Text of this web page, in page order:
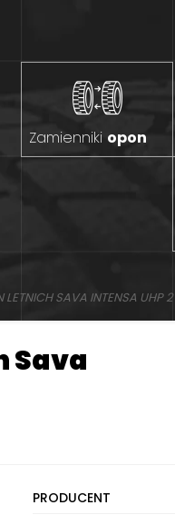
Zamienniki opon
LETNICH SAVA INTENSA UHP 2
Sava
PRODUCENT